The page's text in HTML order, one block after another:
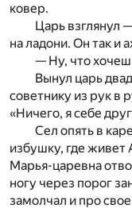
ковер.
Царь взглянул
на ладони. Он так и
— Ну, что
Вынул царь
советнику из рук в
«Ничего, я себе
Сел опять в
избушку, где живет
Марья-царевна
ногу через порог
замолчал и про